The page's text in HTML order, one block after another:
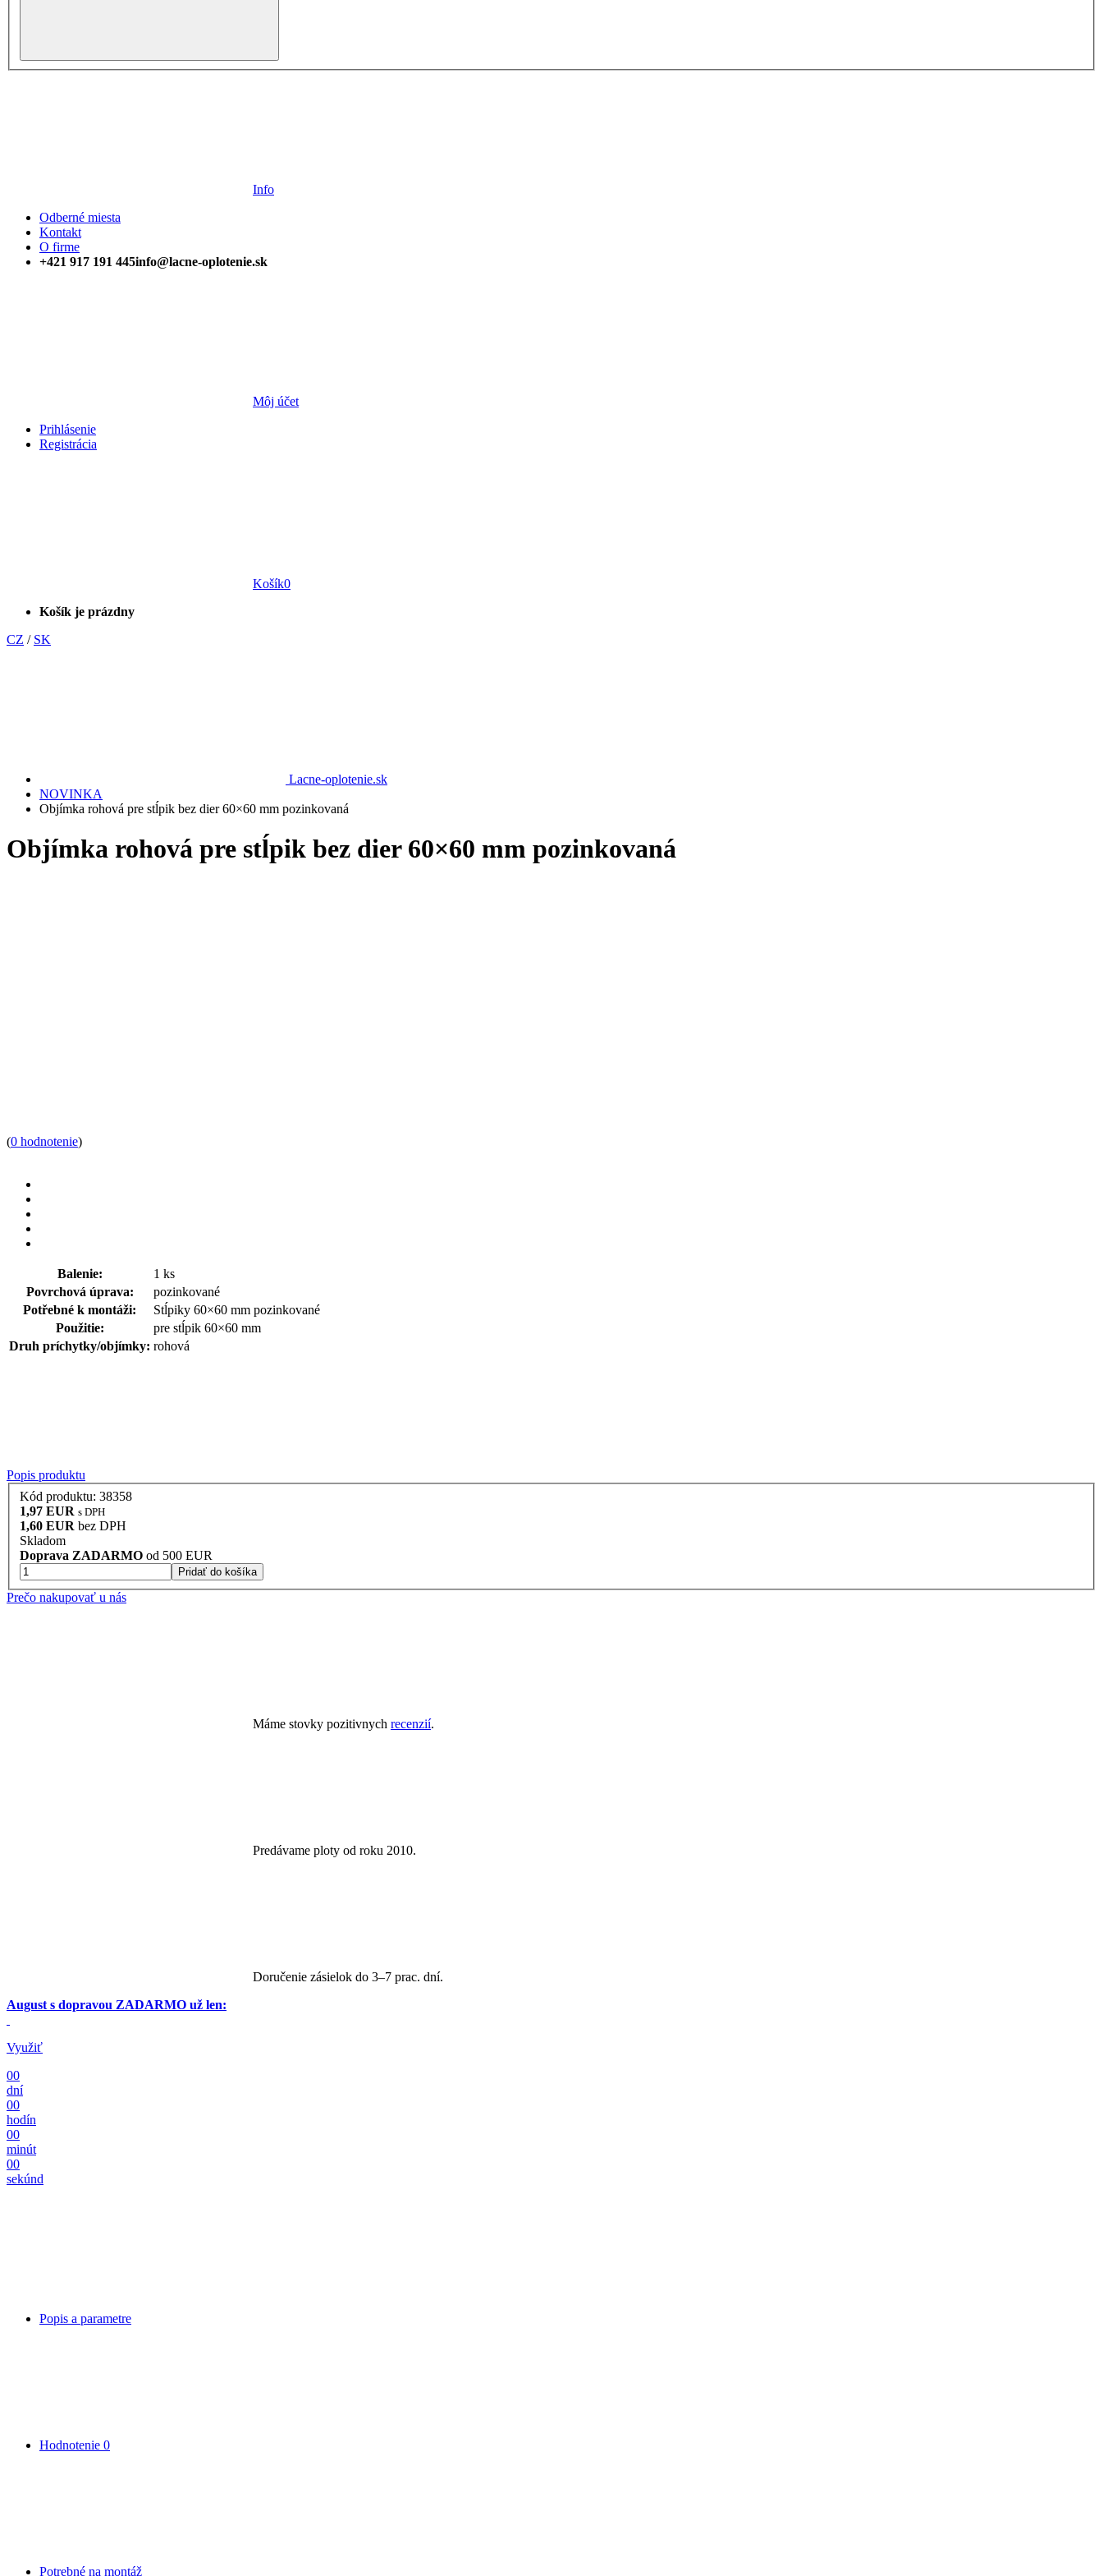
Info
Odberné miesta
Kontakt
O firme
+421 917 191 445info@lacne-oplotenie.sk
Môj účet
Prihlásenie
Registrácia
Košík0
Košík je prázdny
CZ / SK
Lacne-oplotenie.sk
NOVINKA
Objímka rohová pre stĺpik bez dier 60×60 mm pozinkovaná
Objímka rohová pre stĺpik bez dier 60×60 mm pozinkovaná
(0 hodnotenie)
Balenie:
1 ks
Povrchová úprava:
pozinkované
Potřebné k montáži:
Stĺpiky 60×60 mm pozinkované
Použitie:
pre stĺpik 60×60 mm
Druh príchytky/objímky: rohová
Popis produktu
Kód produktu: 38358
1,97 EUR s DPH
1,60 EUR bez DPH
Skladom
Doprava ZADARMO od 500 EUR
Pridať do košíka
Prečo nakupovať u nás
Máme stovky pozitivnych recenzií.
Predávame ploty od roku 2010.
Doručenie zásielok do 3–7 prac. dní.
August s dopravou ZADARMO už len:
Využiť
00
dní
00
hodín
00
minút
00
sekúnd
Popis a parametre
Hodnotenie 0
Potrebné na montáž